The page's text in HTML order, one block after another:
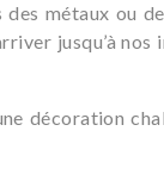
des métaux ou
jusqu’à
décoration